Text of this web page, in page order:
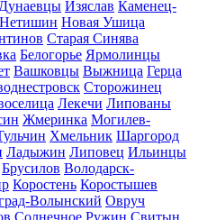
Дунаевцы Изяслав Каменец-
Нетишин Новая Ушица
Старая Синява
Белогорье Ярмолинцы
Вашковцы Выжница Герца
Сторожинец
Лекечи Липованы
Жмеринка Могилев-
Хмельник Шаргород
Ладыжин Липовец Ильинцы
Брусилов Володарск-
Коростень Коростышев
Волынский Овруч
Солнечное Ружин Свитын